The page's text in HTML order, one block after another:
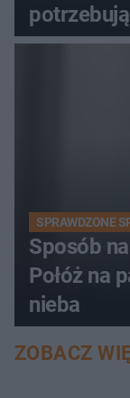
SPRAWDZONE
Sposób
Połóż na
nieba
ZOBACZ